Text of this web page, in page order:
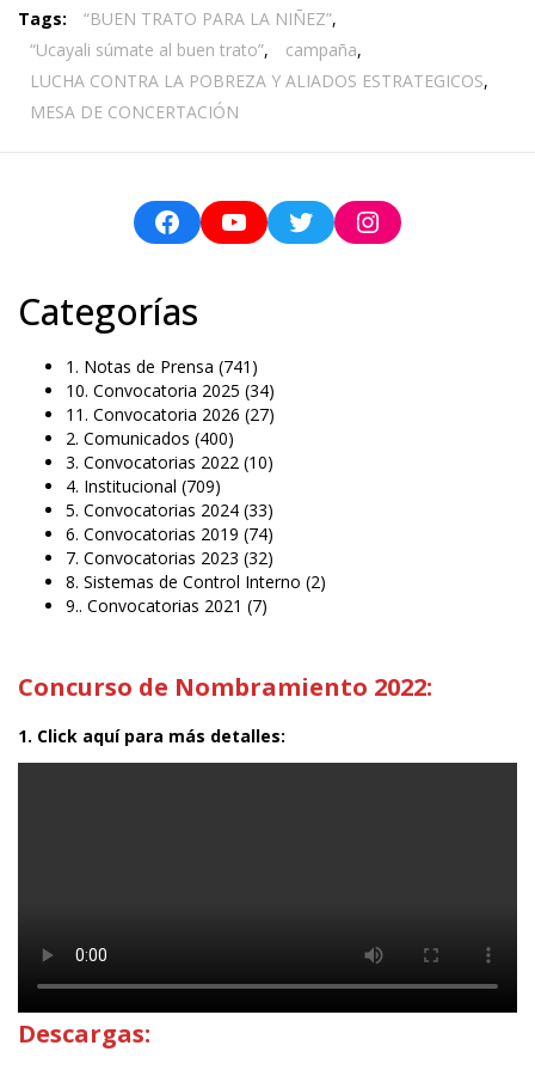
Tags: “BUEN TRATO PARA LA NIÑEZ”,
“Ucayali súmate al buen trato”, campaña,
LUCHA CONTRA LA POBREZA Y ALIADOS ESTRATEGICOS,
MESA DE CONCERTACIÓN
Categorías
1. Notas de Prensa (741)
10. Convocatoria 2025 (34)
11. Convocatoria 2026 (27)
2. Comunicados (400)
3. Convocatorias 2022 (10)
4. Institucional (709)
5. Convocatorias 2024 (33)
6. Convocatorias 2019 (74)
7. Convocatorias 2023 (32)
8. Sistemas de Control Interno (2)
9.. Convocatorias 2021 (7)
Concurso de Nombramiento 2022:
1. Click aquí para más detalles:
Descargas: